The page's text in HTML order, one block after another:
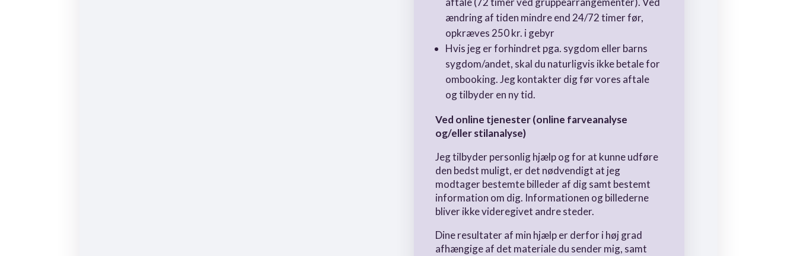
ændring af tiden mindre end 24/72 timer før,
opkræves 250 kr. i gebyr
Hvis jeg er forhindret pga. sygdom eller barns
sygdom/andet, skal du naturligvis ikke betale for
ombooking. Jeg kontakter dig før vores aftale
og tilbyder en ny tid.
Ved online tjenester (online farveanalyse
og/eller stilanalyse)
Jeg tilbyder personlig hjælp og for at kunne udføre
den bedst muligt, er det nødvendigt at jeg
modtager bestemte billeder af dig samt bestemt
information om dig. Informationen og billederne
bliver ikke videregivet andre steder.
Dine resultater af min hjælp er derfor i høj grad
afhængige af det materiale du sender mig, samt